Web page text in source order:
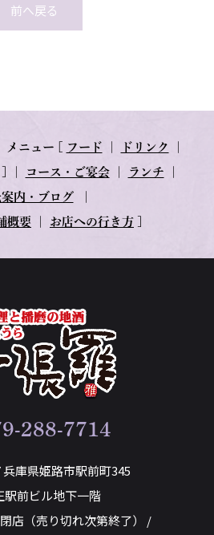
前へ戻る
メニュー フード ドリンク
コース・ご宴会｜ ランチ
内・ブログ｜
概要 お店への行き方
288-7714
兵庫県姫路市駅前町345
駅前ビル地下一階
店（売り切れ次第終了） /